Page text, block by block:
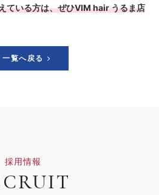
ている方は、ぜひVIM hair うるま店
一覧へ戻る
採用情報